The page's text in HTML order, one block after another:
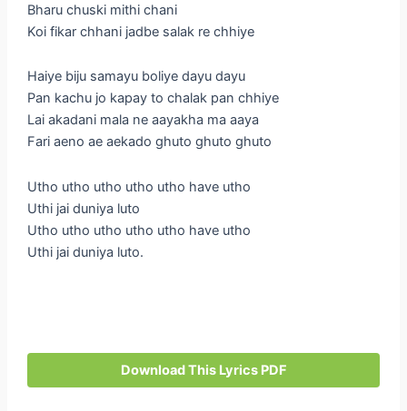
Bharu chuski mithi chani
Koi fikar chhani jadbe salak re chhiye
Haiye biju samayu boliye dayu dayu
Pan kachu jo kapay to chalak pan chhiye
Lai akadani mala ne aayakha ma aaya
Fari aeno ae aekado ghuto ghuto ghuto
Utho utho utho utho utho have utho
Uthi jai duniya luto
Utho utho utho utho utho have utho
Uthi jai duniya luto.
Download This Lyrics PDF